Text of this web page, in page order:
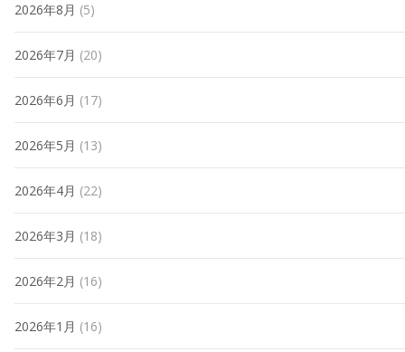
2026年8月 (5)
2026年7月 (20)
2026年6月 (17)
2026年5月 (13)
2026年4月 (22)
2026年3月 (18)
2026年2月 (16)
2026年1月 (16)